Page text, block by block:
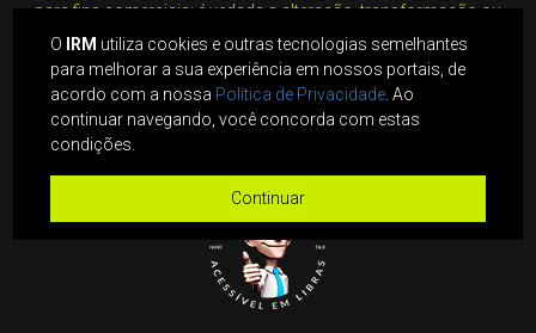
O IRM utiliza cookies e outras tecnologias semelhantes
para melhorar a sua experiência em nossos portais, de
acordo com a nossa Política de Privacidade . Ao
continuar navegando, você concorda com estas
condições.
Continuar
para fins comerciais; é vedada a alteração, transformação ou
criação em cima dessa obra, a não ser com autorização
expressa do licenciante.
Política de Privacidade